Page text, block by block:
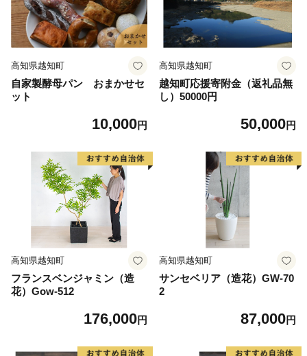
高知県越知町
自家製酵母パン おまかせセ
ット
10,000円
高知県越知町
越知町応援寄附金（返礼品無
し）50000円
50,000円
高知県越知町
フランスベンジャミン（造
花）Gow-512
176,000円
高知県越知町
サンセベリア（造花）GW-70
2
87,000円